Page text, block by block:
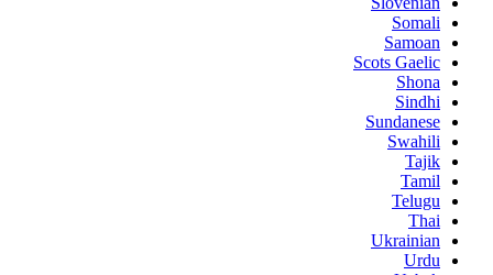
Somali
Samoan
Scots Gaelic
Shona
Sindhi
Sundanese
Swahili
Tajik
Tamil
Telugu
Thai
Ukrainian
Urdu